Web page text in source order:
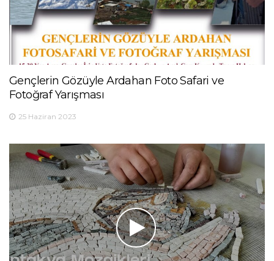
Gençlerin Gözüyle Ardahan Foto Safari ve
Fotoğraf Yarışması
25 Haziran 2023